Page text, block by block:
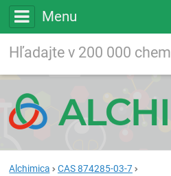
Menu
Vyhľadávanie
Alchimica
CAS 874285-03-7